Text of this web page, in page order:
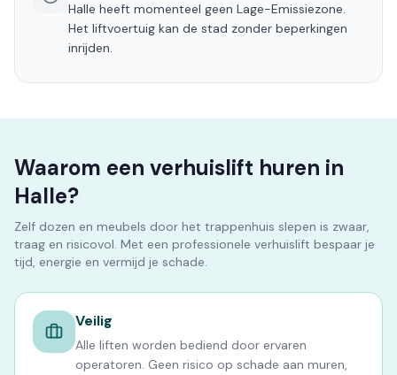
Halle heeft momenteel geen Lage-Emissiezone.
Het liftvoertuig kan de stad zonder beperkingen
inrijden.
Waarom een verhuislift huren in
Halle?
Zelf dozen en meubels door het trappenhuis slepen is zwaar,
traag en risicovol. Met een professionele verhuislift bespaar je
tijd, energie en vermijd je schade.
Veilig
Alle liften worden bediend door ervaren
operatoren. Geen risico op schade aan muren,